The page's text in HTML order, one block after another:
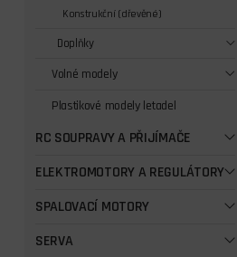
Konstrukční (dřevěné)
Doplňky
Volné modely
Plastikové modely letadel
RC SOUPRAVY A PŘIJÍMAČE
ELEKTROMOTORY A REGULÁTORY
SPALOVACÍ MOTORY
SERVA